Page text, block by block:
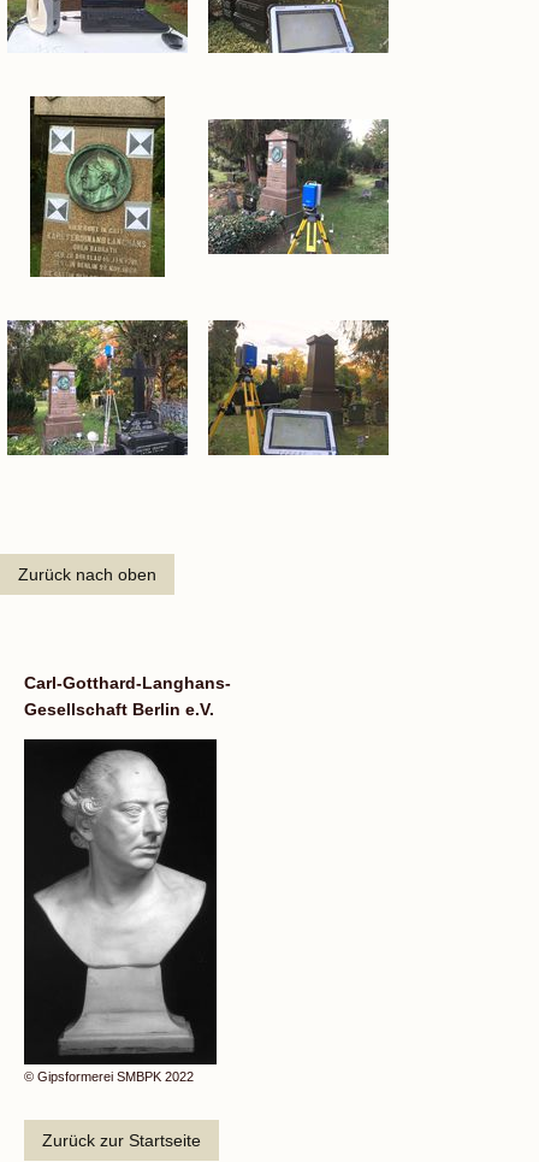
Zurück nach oben
Carl-Gotthard-Langhans-
Gesellschaft Berlin e.V.
© Gipsformerei SMBPK 2022
Zurück zur Startseite